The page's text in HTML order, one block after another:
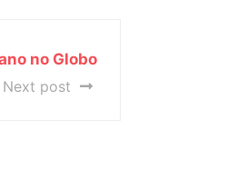
no Globo
Next post